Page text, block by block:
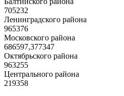
705232
Ленинградского района
965376
Московского района
686597,377347
Октябрьского района
963255
Центрального района
219358